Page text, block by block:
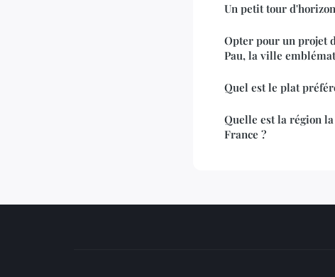
Un petit tour
Opter pour un projet
Pau, la ville
Quel est le plat
Quelle est la région
France ?